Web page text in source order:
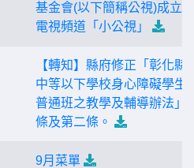
基金會(以下簡稱公視)成立
電視頻道「小公視」
【轉知】縣府修正「彰化縣
中等以下學校身心障礙學生
普通班之教學及輔導辦法」
條及第二條。
9月菜單